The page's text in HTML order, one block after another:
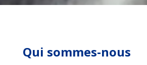
Qui sommes-nous